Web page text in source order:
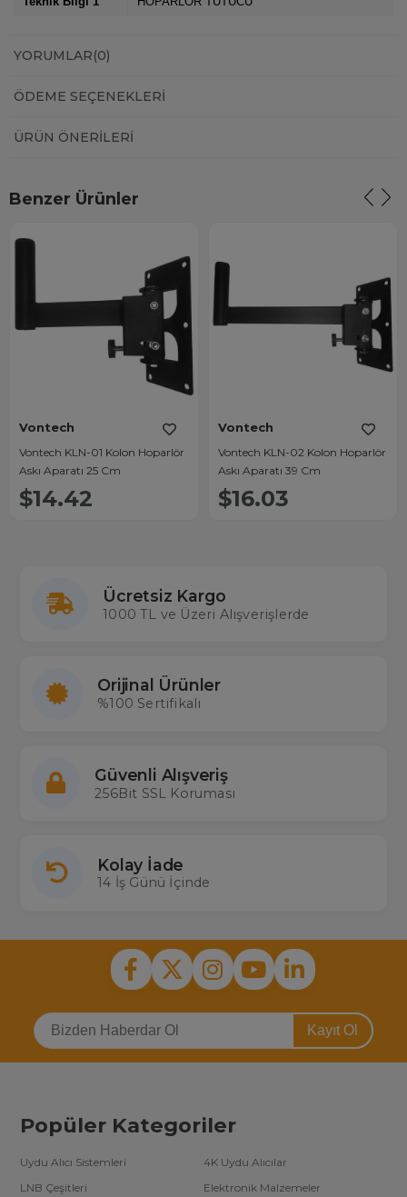
YORUMLAR(0)
ÖDEME SEÇENEKLERI
ÜRÜN ÖNERILERI
Benzer Ürünler
Vontech
Vontech KLN-01 Kolon Hoparlör
Askı Aparatı 25 Cm
$14.42
Vontech
Vontech KLN-02 Kolon Hoparlör
Askı Aparatı 39 Cm
$16.03
Ücretsiz Kargo
1000 TL ve Üzeri Alışverişlerde
Orijinal Ürünler
%100 Sertifikalı
Güvenli Alışveriş
256Bit SSL Koruması
Kolay İade
14 İş Günü İçinde
Kayıt Ol
Popüler Kategoriler
Uydu Alıcı Sistemleri
4K Uydu Alıcılar
LNB Çeşitleri
Elektronik Malzemeler